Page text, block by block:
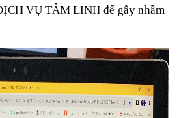
VỤ TÂM LINH để gây nhầm